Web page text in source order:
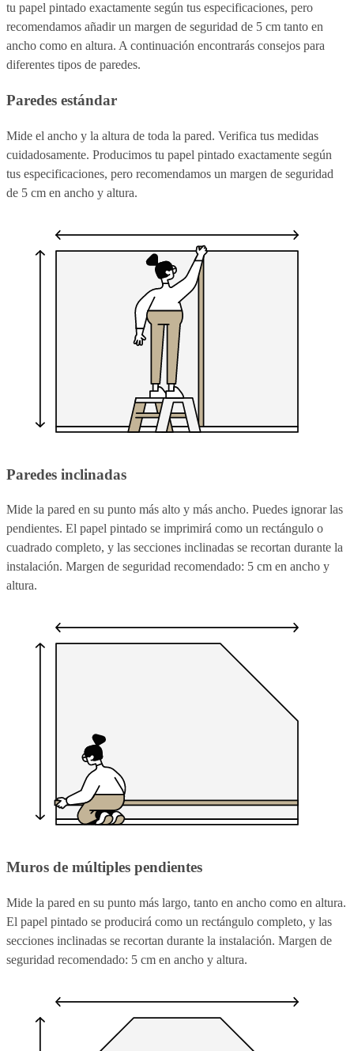
tu papel pintado exactamente según tus especificaciones, pero
recomendamos añadir un margen de seguridad de 5 cm tanto en
ancho como en altura. A continuación encontrarás consejos para
diferentes tipos de paredes.
Paredes estándar
Mide el ancho y la altura de toda la pared. Verifica tus medidas
cuidadosamente. Producimos tu papel pintado exactamente según
tus especificaciones, pero recomendamos un margen de seguridad
de 5 cm en ancho y altura.
Paredes inclinadas
Mide la pared en su punto más alto y más ancho. Puedes ignorar las
pendientes. El papel pintado se imprimirá como un rectángulo o
cuadrado completo, y las secciones inclinadas se recortan durante la
instalación. Margen de seguridad recomendado: 5 cm en ancho y
altura.
Muros de múltiples pendientes
Mide la pared en su punto más largo, tanto en ancho como en altura.
El papel pintado se producirá como un rectángulo completo, y las
secciones inclinadas se recortan durante la instalación. Margen de
seguridad recomendado: 5 cm en ancho y altura.